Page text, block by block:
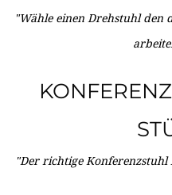
"Wähle einen Drehstuhl
"Der richtige